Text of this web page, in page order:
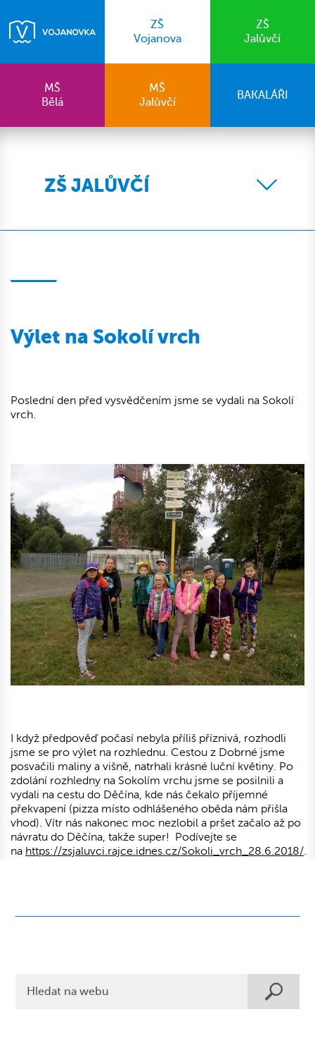
ZŠ
Vojanova
ZŠ
Jalůvčí
MŠ
Bělá
MŠ
Jalůvčí
BAKALÁŘI
ZŠ JALŮVČÍ
Výlet na Sokolí vrch
Poslední den před vysvědčením jsme se vydali na Sokolí
vrch.
I když předpověď počasí nebyla příliš příznivá, rozhodli
jsme se pro výlet na rozhlednu. Cestou z Dobrné jsme
posvačili maliny a višně, natrhali krásné luční květiny. Po
zdolání rozhledny na Sokolím vrchu jsme se posilnili a
vydali na cestu do Děčína, kde nás čekalo příjemné
překvapení (pizza místo odhlášeného oběda nám přišla
vhod). Vítr nás nakonec moc nezlobil a pršet začalo až po
návratu do Děčína, takže super! Podívejte se
na https://zsjaluvci.rajce.idnes.cz/Sokoli_vrch_28.6.2018/